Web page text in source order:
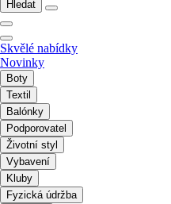
Hledat
Skvělé nabídky
Novinky
Boty
Textil
Balónky
Podporovatel
Životní styl
Vybavení
Kluby
Fyzická údržba